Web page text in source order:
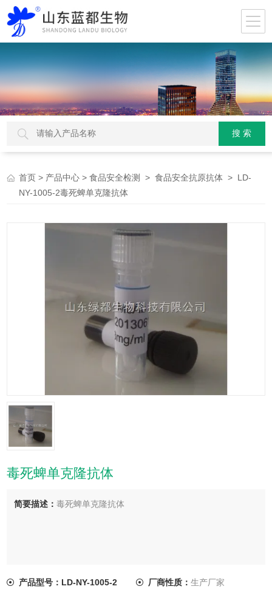
首页 > 产品中心 >食品安全检测 >食品安全抗原抗体 > LD-
NY-1005-2毒死蜱单克隆抗体
毒死蜱单克隆抗体
简要描述：毒死蜱单克隆抗体
产品型号：LD-NY-1005-2 厂商性质： 生产厂家